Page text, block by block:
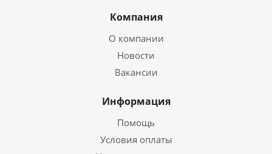
Компания
О компании
Новости
Вакансии
Информация
Помощь
Условия оплаты